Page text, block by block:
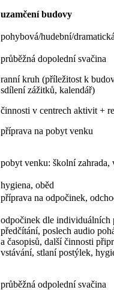
uzamčení budovy
pohybová/hudební/
průběžná dopolední svačina
ranní kruh (příležitost k
sdílení zážitků, kalendář)
činnosti v centrech aktivit +
příprava na pobyt venku
pobyt venku: školní
hygiena, oběd
příprava na odpočinek,
odpočinek dle individuálních
předčítání, poslech audio
a časopisů, další činnosti
vstávání, stlaní postýlek,
průběžná odpolední svačina